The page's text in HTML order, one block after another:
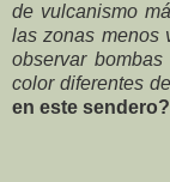
de vulcanismo
las zonas menos
observar
color diferentes
en este sendero?